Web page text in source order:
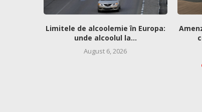
Limitele de alcoolemie în Europa:
unde alcoolul la...
August 6, 2026